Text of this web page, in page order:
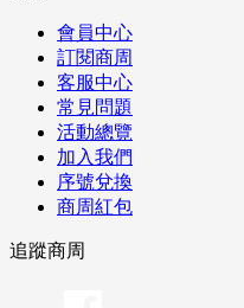
會員中心
訂閱商周
客服中心
常見問題
活動總覽
加入我們
序號兌換
商周紅包
追蹤商周